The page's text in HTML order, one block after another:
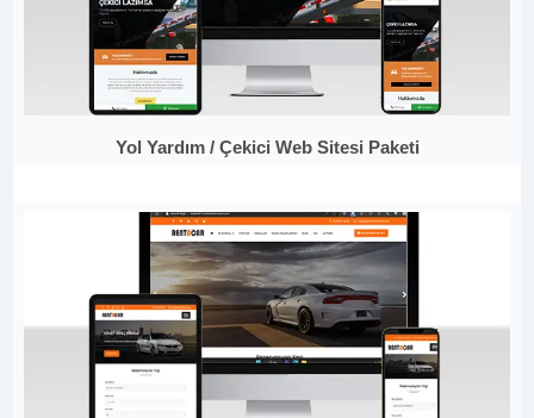
Yol Yardım / Çekici Web Sitesi Paketi